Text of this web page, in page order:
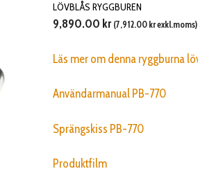
LÖVBLÅS RYGGBUREN
9,890.00 kr (7,912.00 krexkl.moms)
Läs mer om denna ryggburna
Användarmanual PB-770
Sprängskiss PB-770
Produktfilm